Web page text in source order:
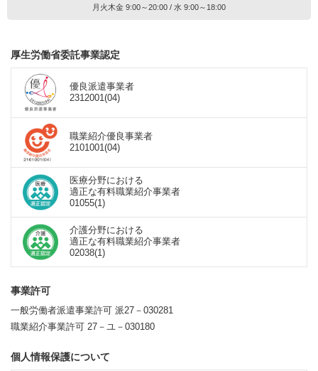
月火木金 9:00～20:00 / 水 9:00～18:00
厚生労働省委託事業認定
優良派遣事業者
2312001(04)
職業紹介優良事業者
2101001(04)
医療分野における
適正な有料職業紹介事業者
01055(1)
介護分野における
適正な有料職業紹介事業者
02038(1)
事業許可
一般労働者派遣事業許可 派27－030281
職業紹介事業許可 27－ユ－030180
個人情報保護について